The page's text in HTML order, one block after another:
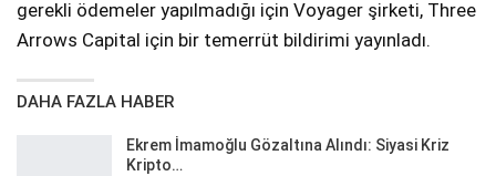
gerekli ödemeler yapılmadığı için Voyager şirketi, Three
Arrows Capital için bir temerrüt bildirimi yayınladı.
DAHA FAZLA HABER
Ekrem İmamoğlu Gözaltına Alındı: Siyasi Kriz
Kripto…